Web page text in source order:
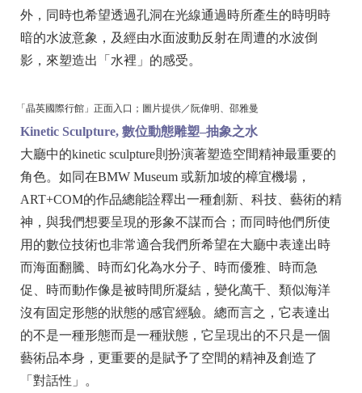
外，同時也希望透過孔洞在光線通過時所產生的時明時
暗的水波意象，及經由水面波動反射在周遭的水波倒
影，來塑造出「水裡」的感受。
「晶英國際行館」正面入口；圖片提供／阮偉明、邵雅曼
Kinetic Sculpture, 數位動態雕塑–抽象之水
大廳中的kinetic sculpture則扮演著塑造空間精神最重要的
角色。如同在BMW Museum 或新加坡的樟宜機場，
ART+COM的作品總能詮釋出一種創新、科技、藝術的精
神，與我們想要呈現的形象不謀而合；而同時他們所使
用的數位技術也非常適合我們所希望在大廳中表達出時
而海面翻騰、時而幻化為水分子、時而優雅、時而急
促、時而動作像是被時間所凝結，變化萬千、類似海洋
沒有固定形態的狀態的感官經驗。總而言之，它表達出
的不是一種形態而是一種狀態，它呈現出的不只是一個
藝術品本身，更重要的是賦予了空間的精神及創造了
「對話性」。